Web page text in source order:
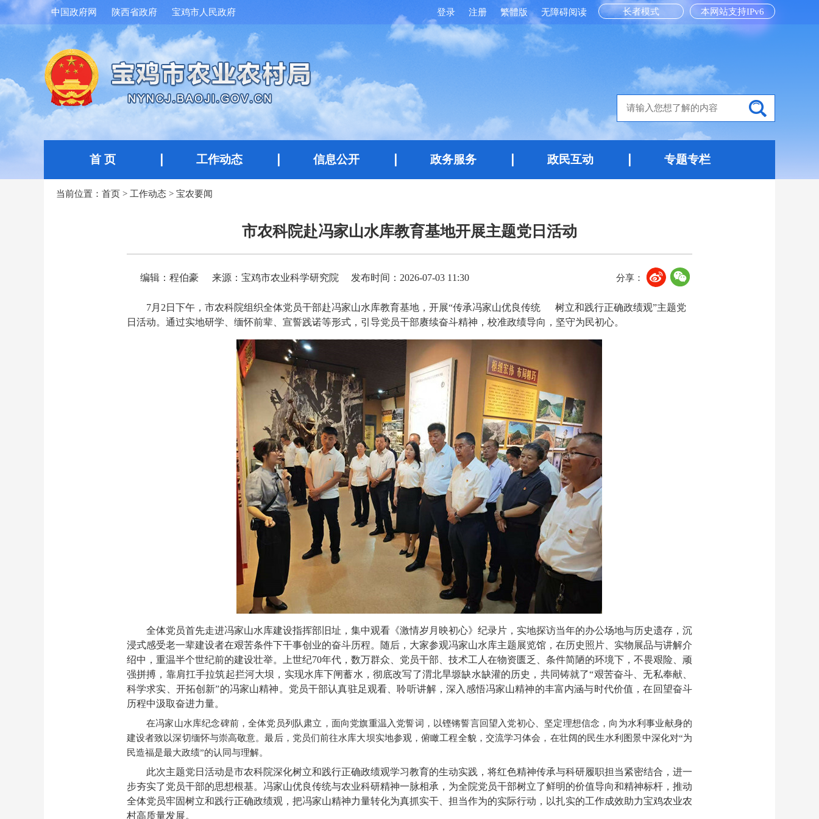
中国政府网 陕西省政府 宝鸡市人民政府 本网站支持IPv6
长者模式
登录 注册 繁體版 无障碍阅读
首 页 工作动态 信息公开 政务服务 政民互动 专题专栏
当前位置： 首页 > 工作动态 > 宝农要闻
市农科院赴冯家山水库教育基地开展主题党日活动
编辑：程伯豪 来源：宝鸡市农业科学研究院 发布时间：2026-07-03 11:30 分享：
7月2日下午，市农科院组织全体党员干部赴冯家山水库教育基地，开展“传承冯家山优良传统 树立和践行正确政绩观”主题党
日活动。通过实地研学、缅怀前辈、宣誓践诺等形式，引导党员干部赓续奋斗精神，校准政绩导向，坚守为民初心。
全体党员首先走进冯家山水库建设指挥部旧址，集中观看《激情岁月映初心》纪录片，实地探访当年的办公场地与历史遗存，沉
浸式感受老一辈建设者在艰苦条件下干事创业的奋斗历程。随后，大家参观冯家山水库主题展览馆，在历史照片、实物展品与讲解介
绍中，重温半个世纪前的建设壮举。上世纪70年代，数万群众、党员干部、技术工人在物资匮乏、条件简陋的环境下，不畏艰险、顽
强拼搏，靠肩扛手拉筑起拦河大坝，实现水库下闸蓄水，彻底改写了渭北旱塬缺水缺灌的历史，共同铸就了“艰苦奋斗、无私奉献、
科学求实、开拓创新”的冯家山精神。党员干部认真驻足观看、聆听讲解，深入感悟冯家山精神的丰富内涵与时代价值，在回望奋斗
历程中汲取奋进力量。
在冯家山水库纪念碑前，全体党员列队肃立，面向党旗重温入党誓词，以铿锵誓言回望入党初心、坚定理想信念，向为水利事业献身的
建设者致以深切缅怀与崇高敬意。最后，党员们前往水库大坝实地参观，俯瞰工程全貌，交流学习体会，在壮阔的民生水利图景中深化对“为
民造福是最大政绩”的认同与理解。
此次主题党日活动是市农科院深化树立和践行正确政绩观学习教育的生动实践，将红色精神传承与科研履职担当紧密结合，进一
步夯实了党员干部的思想根基。冯家山优良传统与农业科研精神一脉相承，为全院党员干部树立了鲜明的价值导向和精神标杆，推动
全体党员牢固树立和践行正确政绩观，把冯家山精神力量转化为真抓实干、担当作为的实际行动，以扎实的工作成效助力宝鸡农业农
村高质量发展。